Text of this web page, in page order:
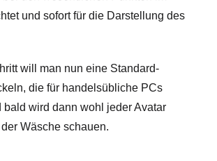
und sofort für die Darstellung des
will man nun eine Standard-
die für handelsübliche PCs
bald wird dann wohl jeder Avatar
Wäsche schauen.